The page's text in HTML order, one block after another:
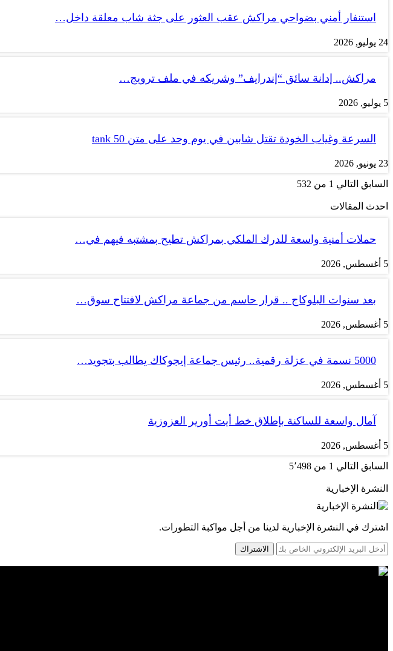
استنفار أمني بضواحي مراكش عقب العثور على جثة شاب معلقة داخل…
24 يوليو, 2026
مراكش.. إدانة سائق “إندرايف” وشريكه في ملف ترويج…
5 يوليو, 2026
السرعة وغياب الخودة تقتل شابين في يوم وحد على متن tank 50
23 يونيو, 2026
السابق التالي 1 من 532
احدث المقالات
حملات أمنية واسعة للدرك الملكي بمراكش تطيح بمشتبه فيهم في…
5 أغسطس, 2026
بعد سنوات البلوكاج .. قرار حاسم من جماعة مراكش لافتتاح سوق…
5 أغسطس, 2026
5000 نسمة في عزلة رقمية.. رئيس جماعة إيجوكاك يطالب بتجويد…
5 أغسطس, 2026
آمال واسعة للساكنة بإطلاق خط أيت أورير العزوزية
5 أغسطس, 2026
السابق التالي 1 من 5٬498
النشرة الإخبارية
اشترك في النشرة الإخبارية لدينا من أجل مواكبة التطورات.
الاشتراك